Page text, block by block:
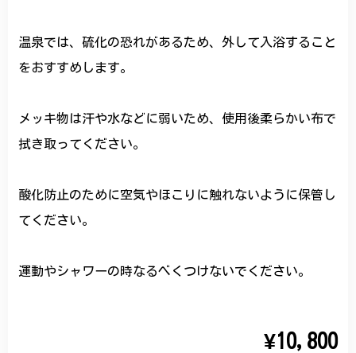
温泉では、硫化の恐れがあるため、外して入浴すること
をおすすめします。
メッキ物は汗や水などに弱いため、使用後柔らかい布で
拭き取ってください。
酸化防止のために空気やほこりに触れないように保管し
てください。
運動やシャワーの時なるべくつけないでください。
¥10,800